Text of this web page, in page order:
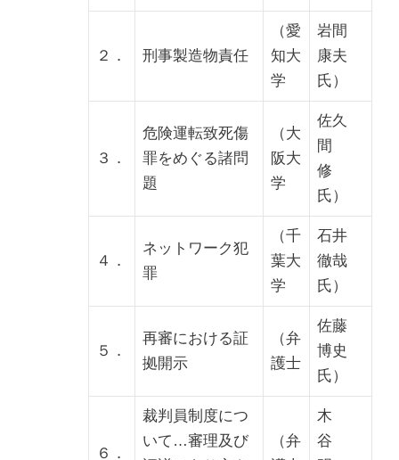
２． 刑事製造物責任
（愛
知大
学
岩間
康夫
氏）
３．
危険運転致死傷
罪をめぐる諸問
題
（大
阪大
学
佐久
間
修
氏）
４．
ネットワーク犯
罪
（千
葉大
学
石井
徹哉
氏）
５．
再審における証
拠開示
（弁
護士
佐藤
博史
氏）
６．
裁判員制度につ
いて…審理及び
（弁
木
谷